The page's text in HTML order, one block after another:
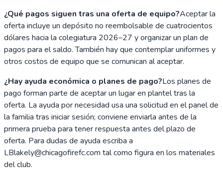
¿Qué pagos siguen tras una oferta de equipo?Aceptar la
oferta incluye un depósito no reembolsable de cuatrocientos
dólares hacia la colegiatura 2026–27 y organizar un plan de
pagos para el saldo. También hay que contemplar uniformes y
otros costos de equipo que se comunican al aceptar.
¿Hay ayuda económica o planes de pago?Los planes de
pago forman parte de aceptar un lugar en plantel tras la
oferta. La ayuda por necesidad usa una solicitud en el panel de
la familia tras iniciar sesión; conviene enviarla antes de la
primera prueba para tener respuesta antes del plazo de
oferta. Para dudas de ayuda escriba a
LBlakely@chicagofirefc.com tal como figura en los materiales
del club.